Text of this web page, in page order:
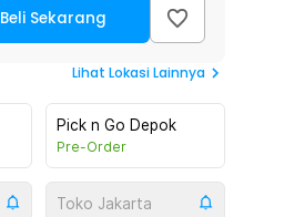
Beli Sekarang
Lihat Lokasi Lainnya
Pick n Go Depok
Pre-Order
Toko Jakarta